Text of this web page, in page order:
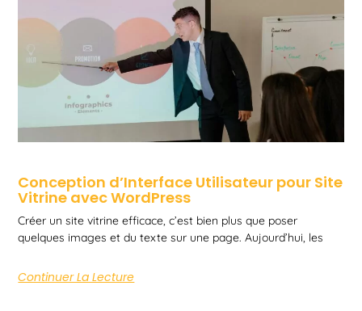
Conception d’Interface Utilisateur pour Site
Vitrine avec WordPress
Créer un site vitrine efficace, c’est bien plus que poser
quelques images et du texte sur une page. Aujourd’hui, les
Continuer La Lecture